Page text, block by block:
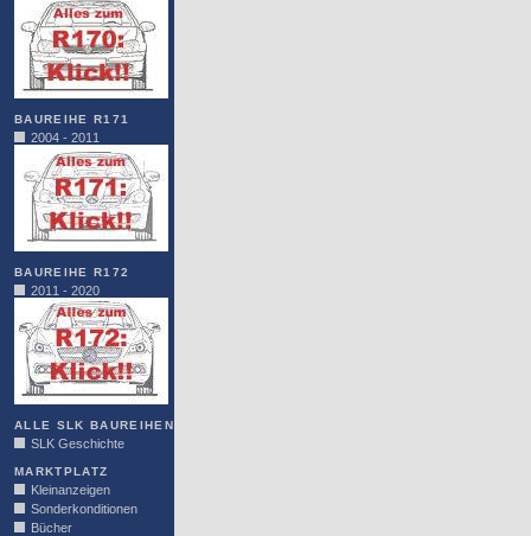
BAUREIHE R171
2004 - 2011
BAUREIHE R172
2011 - 2020
ALLE SLK BAUREIHEN
SLK Geschichte
MARKTPLATZ
Kleinanzeigen
Sonderkonditionen
Bücher